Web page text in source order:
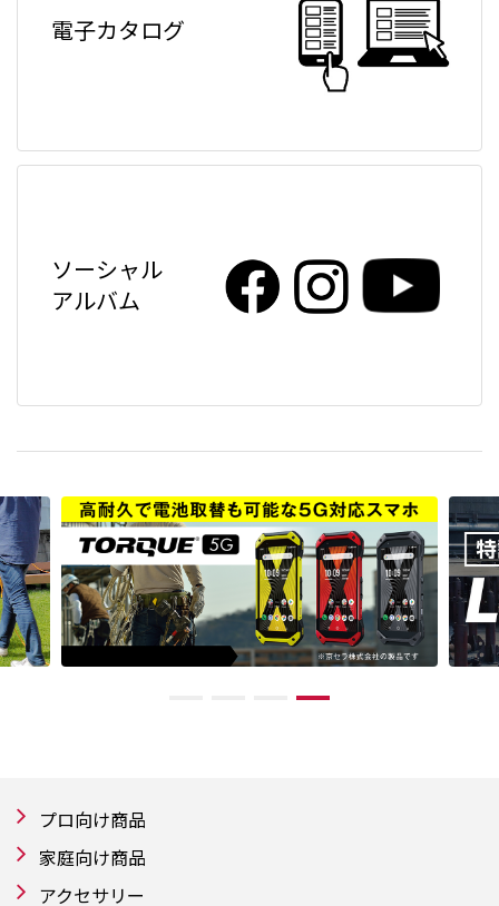
電子カタログ
ソーシャル
アルバム
プロ向け商品
家庭向け商品
アクセサリー